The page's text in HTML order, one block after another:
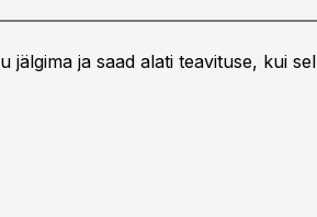
jälgima ja saad alati teavituse, kui sel